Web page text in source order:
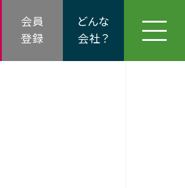
会員
登録
どんな
会社？